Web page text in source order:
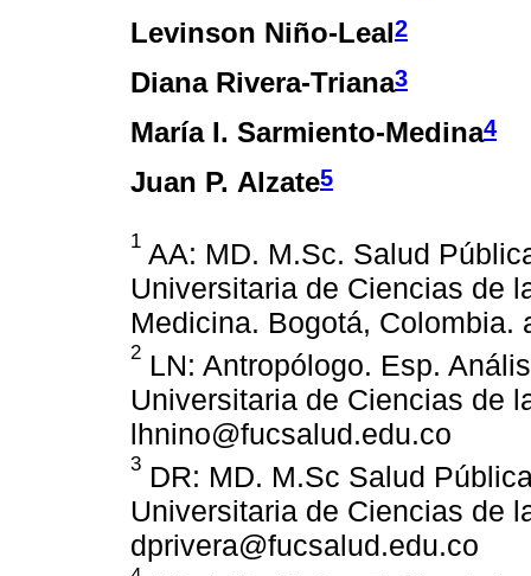
Levinson Niño-Leal2
Diana Rivera-Triana3
María I. Sarmiento-Medina4
Juan P. Alzate5
1 AA: MD. M.Sc. Salud
Universitaria de Ciencias de
Medicina. Bogotá, Colombia.
2 LN: Antropólogo. Esp.
Universitaria de Ciencias de
lhnino@fucsalud.edu.co
3 DR: MD. M.Sc Salud
Universitaria de Ciencias de
dprivera@fucsalud.edu.co